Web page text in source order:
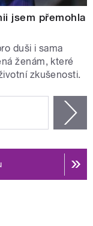
jsem přemohla
duši i sama
ženám, které
zkušenosti.